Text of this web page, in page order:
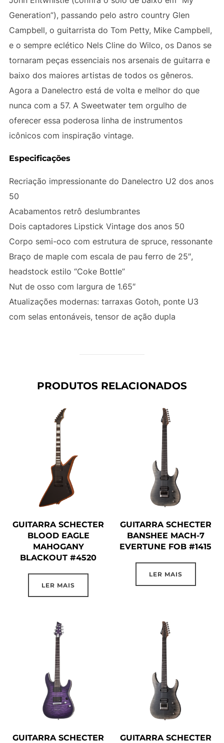
Generation”), passando pelo astro country Glen
Campbell, o guitarrista do Tom Petty, Mike Campbell,
e o sempre eclético Nels Cline do Wilco, os Danos se
tornaram peças essenciais nos arsenais de guitarra e
baixo dos maiores artistas de todos os gêneros.
Agora a Danelectro está de volta e melhor do que
nunca com a 57. A Sweetwater tem orgulho de
oferecer essa poderosa linha de instrumentos
icônicos com inspiração vintage.
Especificações
Recriação impressionante do Danelectro U2 dos anos
50
Acabamentos retrô deslumbrantes
Dois captadores Lipstick Vintage dos anos 50
Corpo semi-oco com estrutura de spruce, ressonante
Braço de maple com escala de pau ferro de 25″,
headstock estilo “Coke Bottle”
Nut de osso com largura de 1.65″
Atualizações modernas: tarraxas Gotoh, ponte U3
com selas entonáveis, tensor de ação dupla
PRODUTOS RELACIONADOS
GUITARRA SCHECTER
BLOOD EAGLE
MAHOGANY
BLACKOUT #4520
LER MAIS
GUITARRA SCHECTER
BANSHEE MACH-7
EVERTUNE FOB #1415
LER MAIS
GUITARRA SCHECTER
GUITARRA SCHECTER